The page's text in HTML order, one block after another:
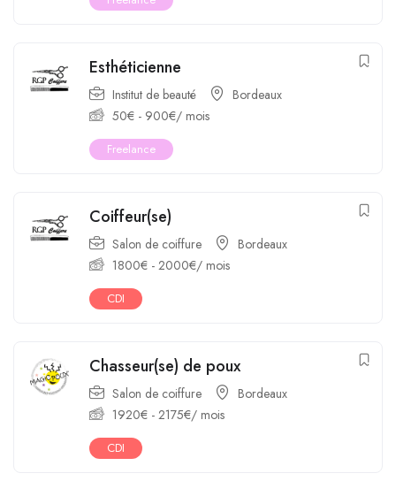
Esthéticienne
Institut de beauté
Bordeaux
50€ - 900€/ mois
Freelance
Coiffeur(se)
Salon de coiffure
Bordeaux
1800€ - 2000€/ mois
CDI
Chasseur(se) de poux
Salon de coiffure
Bordeaux
1920€ - 2175€/ mois
CDI